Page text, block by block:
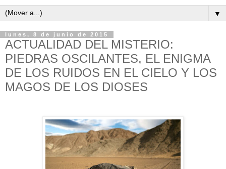
▼
lunes, 8 de junio de 2015
ACTUALIDAD DEL MISTERIO:
PIEDRAS OSCILANTES, EL ENIGMA
DE LOS RUIDOS EN EL CIELO Y LOS
MAGOS DE LOS DIOSES